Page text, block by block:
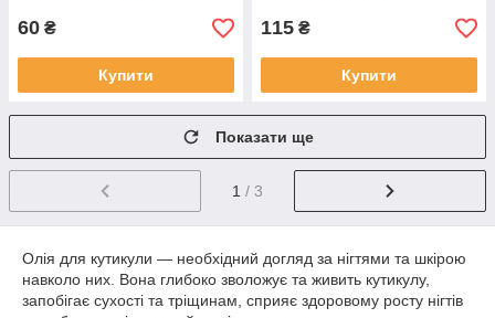
60 ₴
Купити
115 ₴
Купити
Показати ще
1 / 3
Олія для кутикули — необхідний догляд за нігтями та шкірою
навколо них. Вона глибоко зволожує та живить кутикулу,
запобігає сухості та тріщинам, сприяє здоровому росту нігтів